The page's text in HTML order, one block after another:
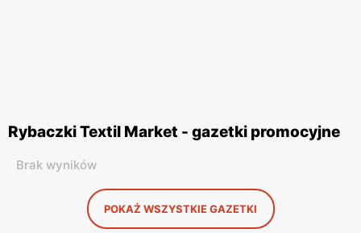
Rybaczki Textil Market - gazetki promocyjne
Brak wyników
POKAŻ WSZYSTKIE GAZETKI